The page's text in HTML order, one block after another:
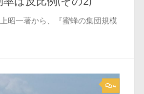
昭一著から、『蜜蜂の集団規模
4